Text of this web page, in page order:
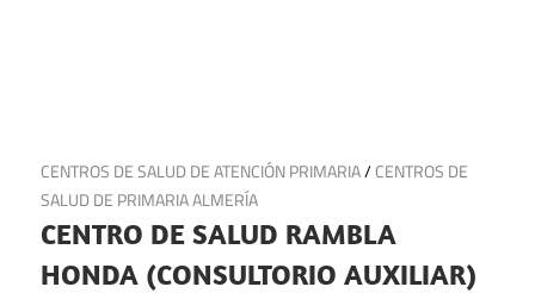
20 de junio de 2025
CENTROS DE SALUD DE ATENCIÓN PRIMARIA/CENTROS DE
SALUD DE PRIMARIA ALMERÍA
CENTRO DE SALUD RAMBLA
HONDA (CONSULTORIO AUXILIAR)